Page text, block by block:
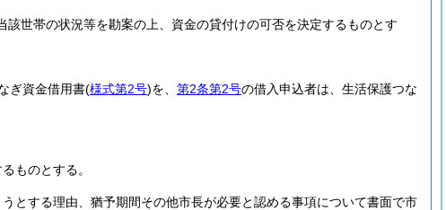
世帯の状況等を勘案の上、資金の貸付けの可否を決定するものとす
ぎ資金借用書(様式第2号)を、 第2条第2号の借入申込者は、生活保護つな
ものとする。
とする理由、猶予期間その他市長が必要と認める事項について書面で市